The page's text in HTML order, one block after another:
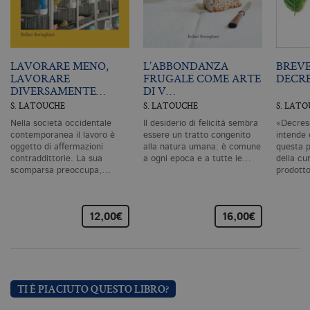
LAVORARE MENO,
LAVORARE
DIVERSAMENTE…
S. LATOUCHE
Nella società occidentale
contemporanea il lavoro è
oggetto di affermazioni
contraddittorie. La sua
scomparsa preoccupa,…
12,00€
L’ABBONDANZA
FRUGALE COME ARTE
DI V…
S. LATOUCHE
Il desiderio di felicità sembra
essere un tratto congenito
alla natura umana: è comune
a ogni epoca e a tutte le…
16,00€
S.
intende
questa
della
TI È PIACIUTO QUESTO LIBRO?
il
_ga
.bollatiboringhieri.it 2 anni